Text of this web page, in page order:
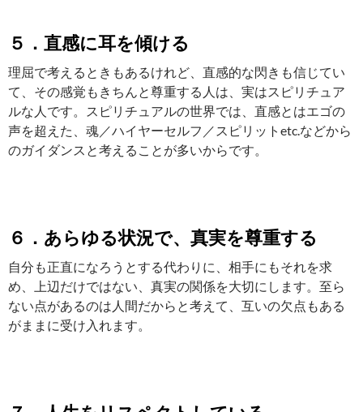
５．直感に耳を傾ける
理屈で考えるときもあるけれど、直感的な閃きも信じてい
て、その感覚もきちんと尊重する人は、実はスピリチュア
ルな人です。スピリチュアルの世界では、直感とはエゴの
声を超えた、魂／ハイヤーセルフ／スピリットetc.などから
のガイダンスと考えることが多いからです。
６．あらゆる状況で、真実を尊重する
自分も正直になろうとする代わりに、相手にもそれを求
め、上辺だけではない、真実の関係を大切にします。至ら
ない点があるのは人間だからと考えて、互いの欠点もある
がままに受け入れます。